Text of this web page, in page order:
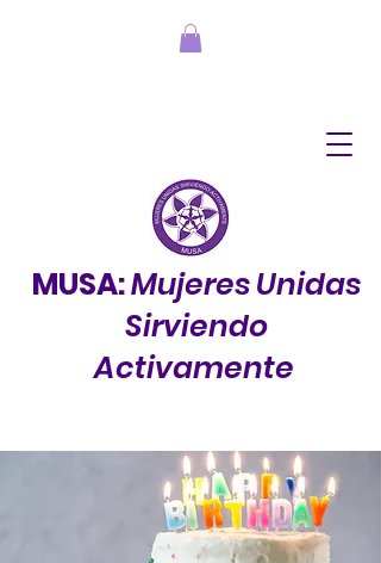
MUSA:Mujeres Unidas
Sirviendo
Activamente